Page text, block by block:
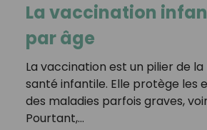
La vaccination
par âge
La vaccination est un pilier de
santé infantile. Elle protège les
des maladies parfois graves,
Pourtant,…